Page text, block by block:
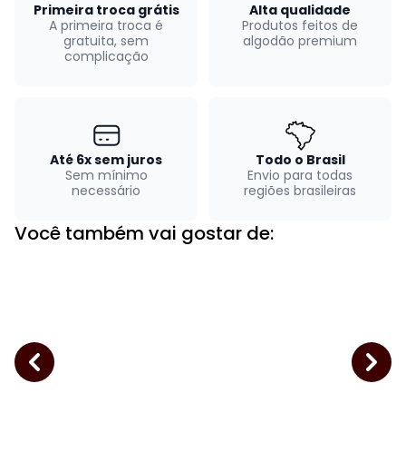
Primeira troca grátis
A primeira troca é
gratuita, sem
complicação
Alta qualidade
Produtos feitos de
algodão premium
Até 6x sem juros
Sem mínimo
necessário
Todo o Brasil
Envio para todas
regiões brasileiras
Você também vai gostar de: